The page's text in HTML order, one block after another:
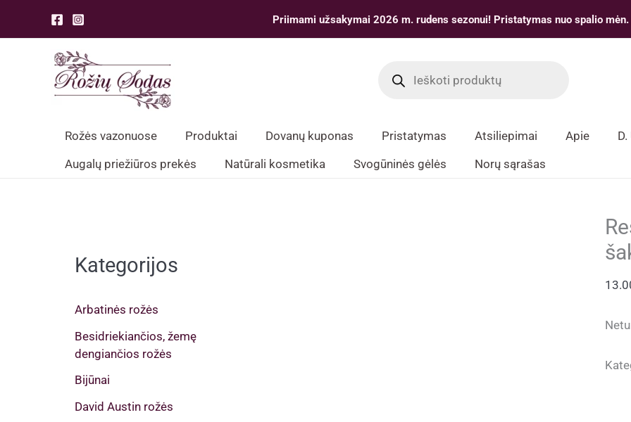
Priimami užsakymai 2026 m. rudens sezonui! Pristatymas nuo spalio mėn.
search
Rožės vazonuose Produktai Dovanų kuponas Pristatymas Atsiliepimai Apie D.
Augalų priežiūros prekės
Natūrali kosmetika Svogūninės gėlės Norų sąrašas
Kategorijos
Arbatinės rožės
Besidriekiančios, žemę
dengiančios rožės
Bijūnai
David Austin rožės